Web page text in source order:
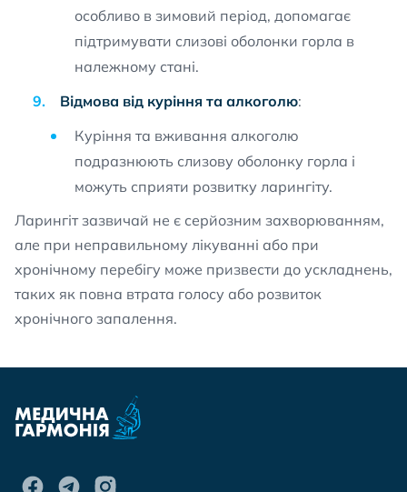
особливо в зимовий період, допомагає
підтримувати слизові оболонки горла в
належному стані.
Відмова від куріння та алкоголю:
Куріння та вживання алкоголю
подразнюють слизову оболонку горла і
можуть сприяти розвитку ларингіту.
Ларингіт зазвичай не є серйозним захворюванням,
але при неправильному лікуванні або при
хронічному перебігу може призвести до ускладнень,
таких як повна втрата голосу або розвиток
хронічного запалення.